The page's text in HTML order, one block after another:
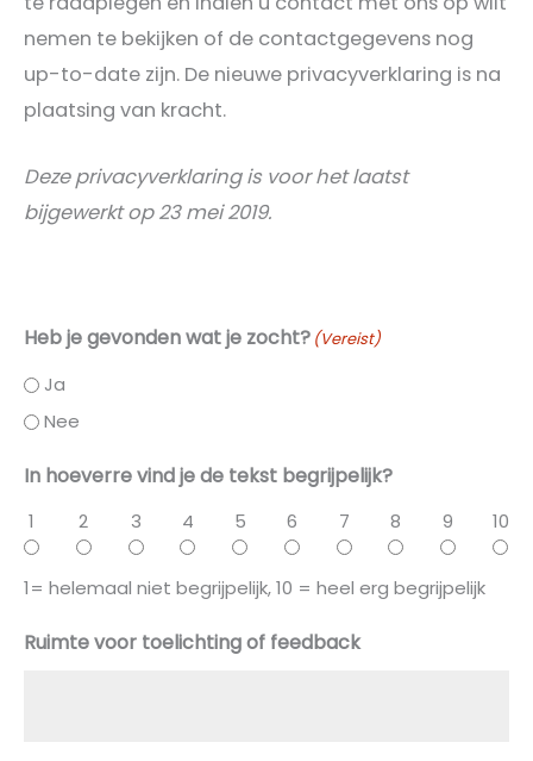
nemen te bekijken of de contactgegevens nog
up-to-date zijn. De nieuwe privacyverklaring is na
plaatsing van kracht.
Deze privacyverklaring is voor het laatst
bijgewerkt op 23 mei 2019.
Heb je gevonden wat je zocht? (Vereist)
Ja
Nee
In hoeverre vind je de tekst begrijpelijk?
1 2 3 4 5 6 7 8 9 10
1= helemaal niet begrijpelijk, 10 = heel erg begrijpelijk
Ruimte voor toelichting of feedback